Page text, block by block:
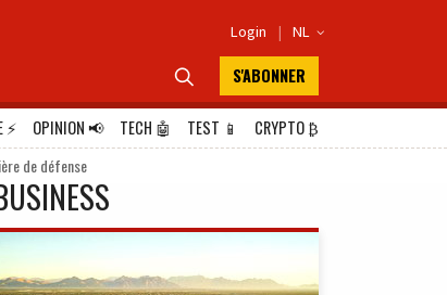
Login | NL 
 S'ABONNER
⚡ OPINION📢 TECH 🤖 TEST 📱 CRYPTO₿
de défense